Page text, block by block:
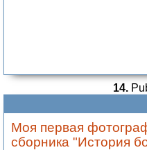
14.
Моя первая
сборника "История